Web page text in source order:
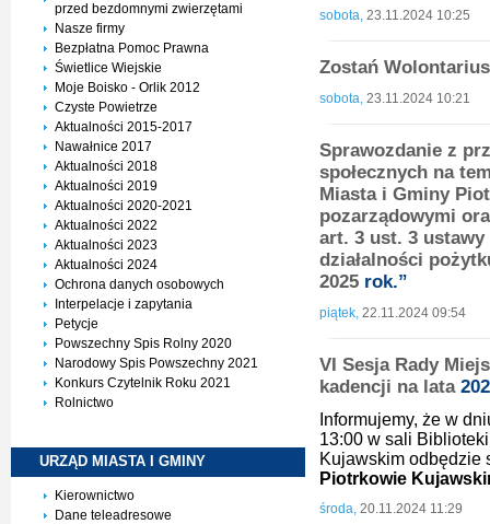
przed bezdomnymi zwierzętami
Nasze firmy
Bezpłatna Pomoc Prawna
Świetlice Wiejskie
Moje Boisko - Orlik 2012
Czyste Powietrze
Aktualności 2015-2017
Nawałnice 2017
Aktualności 2018
Aktualności 2019
Aktualności 2020-2021
Aktualności 2022
Aktualności 2023
Aktualności 2024
Ochrona danych osobowych
Interpelacje i zapytania
Petycje
Powszechny Spis Rolny 2020
Narodowy Spis Powszechny 2021
Konkurs Czytelnik Roku 2021
Rolnictwo
URZĄD MIASTA I GMINY
Kierownictwo
Dane teleadresowe
sobota, 23.11.2024 10:25
Zostań
sobota, 23.11.2024 10:21
Sprawozdanie z
społecznych na
Miasta i Gminy
pozarządowymi
art. 3 ust. 3 ustawy
działalności
2025 rok.”
piątek, 22.11.2024 09:54
VI Sesja Rady
kadencji na lata
Informujemy, że w
13:00 w sali
Kujawskim odbędzie
Piotrkowie
środa, 20.11.2024 11:29